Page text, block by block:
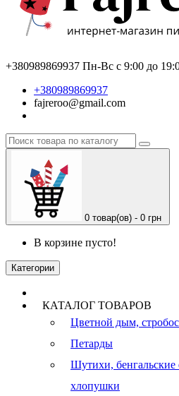
+380989869937 Пн-Вс с 9:00 до
+380989869937
fajreroo@gmail.com
0 товар(ов) - 0 грн
В корзине пусто!
Категории
КАТАЛОГ ТОВАРОВ
Цветной дым,
Петарды
Шутихи, бенгальские
хлопушки